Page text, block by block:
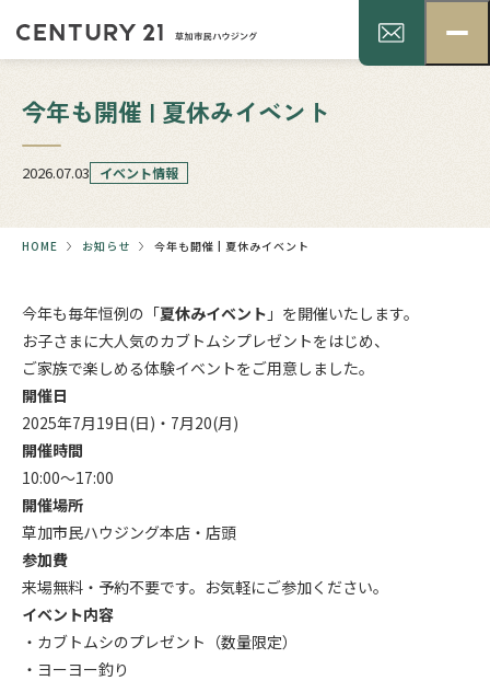
今年も開催 | 夏休みイベント
2026.07.03 イベント情報
HOME お知らせ 今年も開催 | 夏休みイベント
今年も毎年恒例の「夏休みイベント 」を開催いたします。
お子さまに大人気のカブトムシプレゼントをはじめ、
ご家族で楽しめる体験イベントをご用意しました。
開催日
2025年7月19日(日)・7月20(月)
開催時間
10:00～17:00
開催場所
草加市民ハウジング本店・店頭
参加費
来場無料・予約不要です。お気軽にご参加ください。
イベント内容
・カブトムシのプレゼント（数量限定）
・ヨーヨー釣り